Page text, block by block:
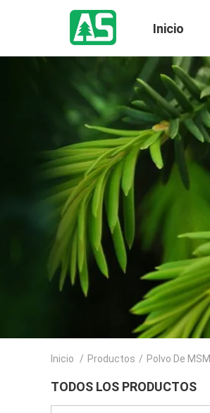
Inicio
Inicio / Productos / Polvo De MSM
TODOS LOS PRODUCTOS